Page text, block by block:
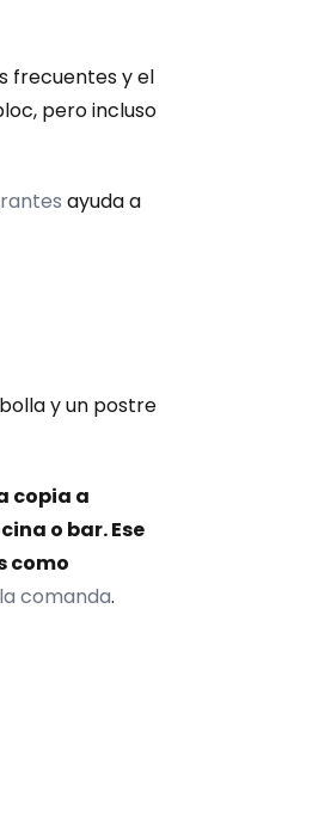
frecuentes y el
pero incluso
ayuda a
y un postre
copia a
o bar. Ese
como
comanda.